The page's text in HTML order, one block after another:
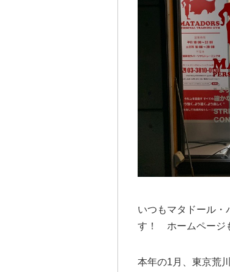
いつもマタドール・
す！ ホームページ
本年の1月、東京荒